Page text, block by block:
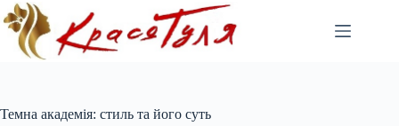
Перейти
до
вмісту
Темна академія: стиль та його суть